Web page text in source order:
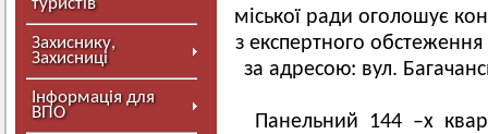
туристів
Захиснику,
Захисниці
Інформація для
ВПО
міської ради оголошує
з експертного
за адресою: вул.
Панельний 144 –х